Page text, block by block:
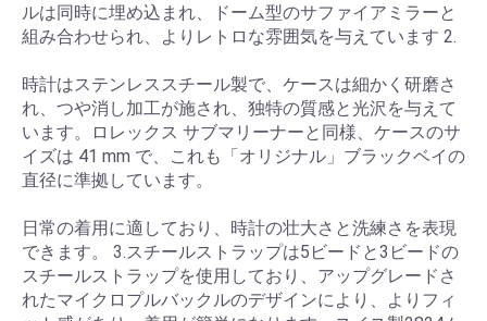
ルは同時に埋め込まれ、ドーム型のサファイアミラーと
組み合わせられ、よりレトロな雰囲気を与えています 2.
時計はステンレススチール製で、ケースは細かく研磨さ
れ、つや消し加工が施され、独特の質感と光沢を与えて
います。ロレックス サブマリーナーと同様、ケースのサ
イズは 41 mm で、これも「オリジナル」ブラックベイの
直径に準拠しています。
日常の着用に適しており、時計の壮大さと洗練さを表現
できます。 3.スチールストラップは5ビードと3ビードの
スチールストラップを使用しており、アップグレードさ
れたマイクロプルバックルのデザインにより、よりフィ